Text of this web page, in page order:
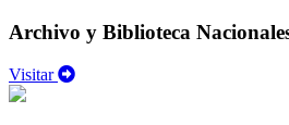
Archivo y Biblioteca
Visitar